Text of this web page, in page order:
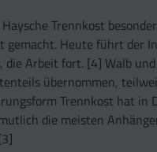
Trennkost
gemacht. Heute führt der
Arbeit fort. [4] Walb
übernommen,
Trennkost hat in
die meisten